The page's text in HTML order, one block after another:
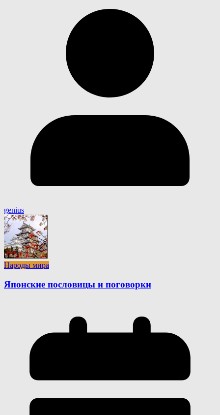
genius
Народы мира
Японские пословицы и поговорки